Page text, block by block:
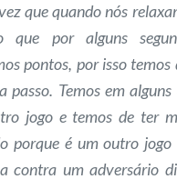
que quando nós
que por alguns
pontos, por isso temos
passo. Temos em alguns
jogo e temos de ter
porque é um outro jogo
contra um adversário